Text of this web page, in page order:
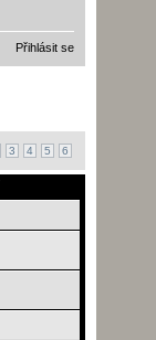
Přihlásit se
3 4 5 6